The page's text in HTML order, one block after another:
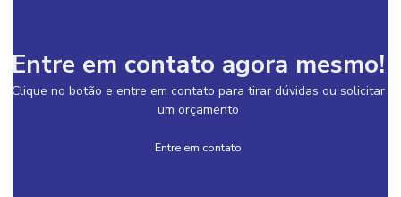
Qual a melhor franquia de açai
Qual a melhor franquia de sorvete
Entre em contato agora mesmo!
Clique no botão e entre em contato para tirar dúvidas ou solicitar
um orçamento
Entre em contato